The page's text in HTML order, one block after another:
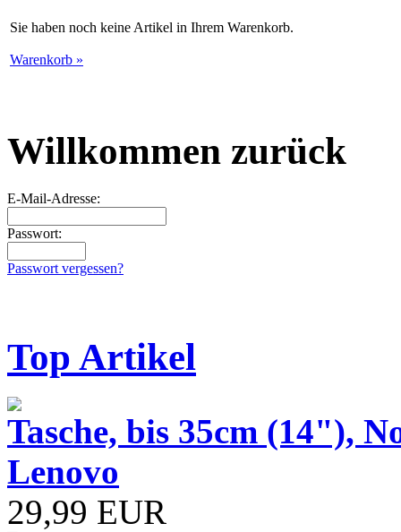
Sie haben noch keine Artikel in Ihrem Warenkorb.
Warenkorb »
Willkommen zurück
E-Mail-Adresse:
Passwort:
Passwort vergessen?
Top Artikel
Tasche, bis 35cm (14"),
Lenovo
29,99 EUR